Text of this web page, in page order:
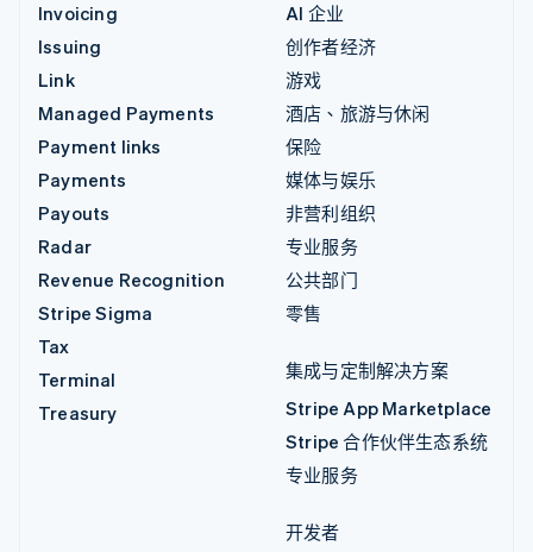
Invoicing
Issuing
Link
Managed Payments
Payment links
Payments
Payouts
Radar
Revenue Recognition
Stripe Sigma
Tax
Terminal
Treasury
AI 企业
创作者经济
游戏
酒店、旅游与休闲
保险
媒体与娱乐
非营利组织
专业服务
公共部门
零售
集成与定制解决方案
Stripe App Marketplace
Stripe 合作伙伴生态系统
专业服务
开发者